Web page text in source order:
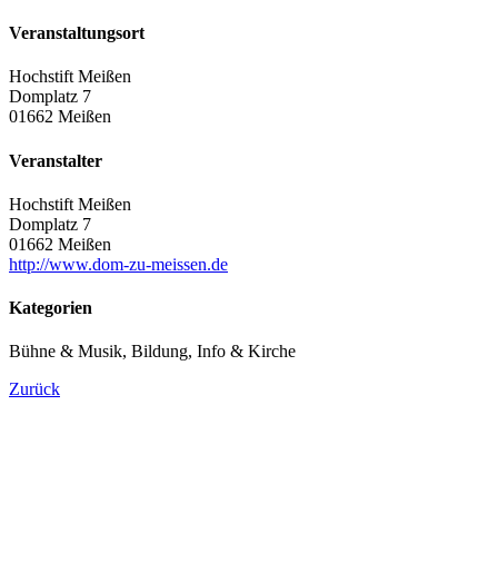
Veranstaltungsort
Hochstift Meißen
Domplatz 7
01662 Meißen
Veranstalter
Hochstift Meißen
Domplatz 7
01662 Meißen
http://www.dom-zu-meissen.de
Kategorien
Bühne & Musik, Bildung, Info & Kirche
Zurück